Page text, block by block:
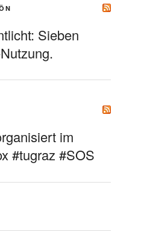
Sieben
im
#tugraz #SOS